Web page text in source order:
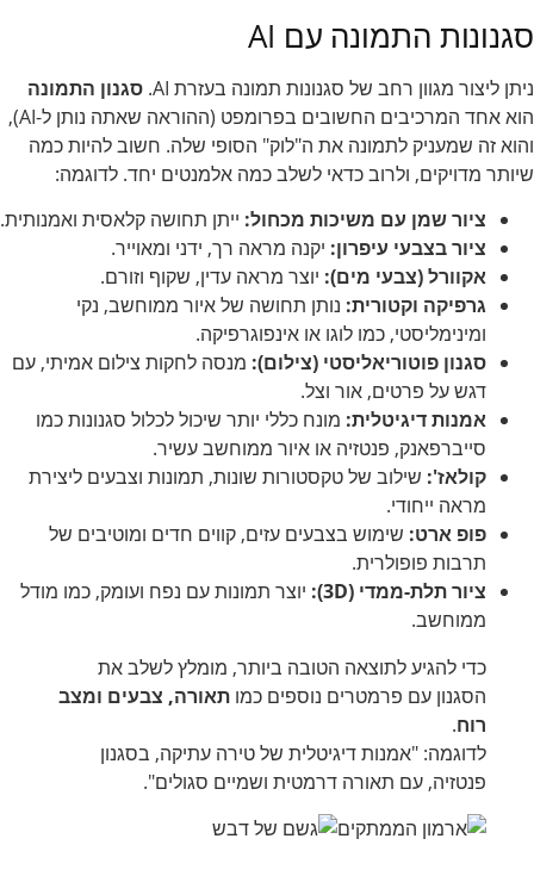
סגנונות התמונה עם AI
ניתן ליצור מגוון רחב של סגנונות תמונה בעזרת AI.
סגנון התמונה
הוא אחד המרכיבים החשובים בפרומפט (ההוראה שאתה נותן ל-AI),
והוא זה שמעניק לתמונה את ה"לוק" הסופי שלה. חשוב להיות כמה
שיותר מדויקים, ולרוב כדאי לשלב כמה אלמנטים יחד. לדוגמה:
ציור שמן עם משיכות מכחול: ייתן תחושה קלאסית ואמנותית.
ציור בצבעי עיפרון: יקנה מראה רך, ידני ומאוייר.
אקוורל (צבעי מים): יוצר מראה עדין, שקוף וזורם.
גרפיקה וקטורית: נותן תחושה של איור ממוחשב, נקי
ומינימליסטי, כמו לוגו או אינפוגרפיקה.
סגנון פוטוריאליסטי (צילום): מנסה לחקות צילום אמיתי, עם
דגש על פרטים, אור וצל.
אמנות דיגיטלית: מונח כללי יותר שיכול לכלול סגנונות כמו
סייברפאנק, פנטזיה או איור ממוחשב עשיר.
קולאז': שילוב של טקסטורות שונות, תמונות וצבעים ליצירת
מראה ייחודי.
פופ ארט: שימוש בצבעים עזים, קווים חדים ומוטיבים של
תרבות פופולרית.
ציור תלת-ממדי (3D):
יוצר תמונות עם נפח ועומק, כמו מודל
ממוחשב.
כדי להגיע לתוצאה הטובה ביותר, מומלץ לשלב את
הסגנון עם פרמטרים נוספים כמו תאורה, צבעים ומצב
רוח.
לדוגמה: "אמנות דיגיטלית של טירה עתיקה, בסגנון
פנטזיה, עם תאורה דרמטית ושמיים סגולים".